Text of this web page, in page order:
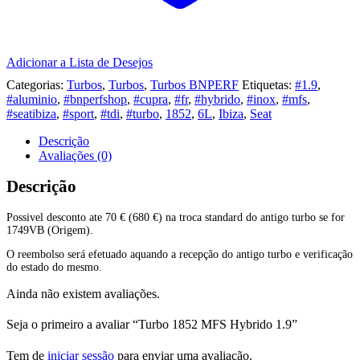
Adicionar a Lista de Desejos
Categorias: Turbos, Turbos, Turbos BNPERF Etiquetas: #1.9,
#aluminio, #bnperfshop, #cupra, #fr, #hybrido, #inox, #mfs,
#seatibiza, #sport, #tdi, #turbo, 1852, 6L, Ibiza, Seat
Descrição
Avaliações (0)
Descrição
Possivel desconto ate 70 € (680 €) na troca standard do antigo turbo se for
1749VB (Origem).
O reembolso será efetuado aquando a recepção do antigo turbo e verificação
do estado do mesmo.
Ainda não existem avaliações.
Seja o primeiro a avaliar “Turbo 1852 MFS Hybrido 1.9”
Tem de iniciar sessão para enviar uma avaliação.